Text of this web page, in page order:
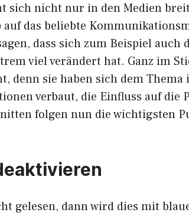
sich nicht nur in den Medien
auf das beliebte
dass sich zum Beispiel auch
viel verändert hat. Ganz im
denn sie haben sich dem
verbaut, die Einfluss auf die
folgen nun die wichtigsten
gelesen, dann wird dies mit